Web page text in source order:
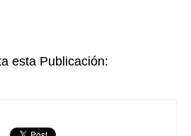
esta Publicación: